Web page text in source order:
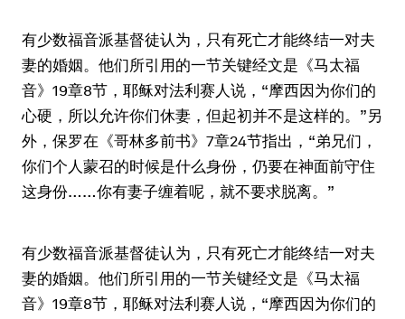
有少数福音派基督徒认为，只有死亡才能终结一对夫
妻的婚姻。他们所引用的一节关键经文是《马太福
音》19章8节，耶稣对法利赛人说，“摩西因为你们的
心硬，所以允许你们休妻，但起初并不是这样的。”另
外，保罗在《哥林多前书》7章24节指出，“弟兄们，
你们个人蒙召的时候是什么身份，仍要在神面前守住
这身份……你有妻子缠着呢，就不要求脱离。”
有少数福音派基督徒认为，只有死亡才能终结一对夫
妻的婚姻。他们所引用的一节关键经文是《马太福
音》19章8节，耶稣对法利赛人说，“摩西因为你们的